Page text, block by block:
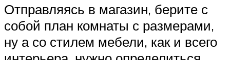
Отправляясь в магазин, берите с
собой план комнаты с размерами,
ну а со стилем мебели, как и всего